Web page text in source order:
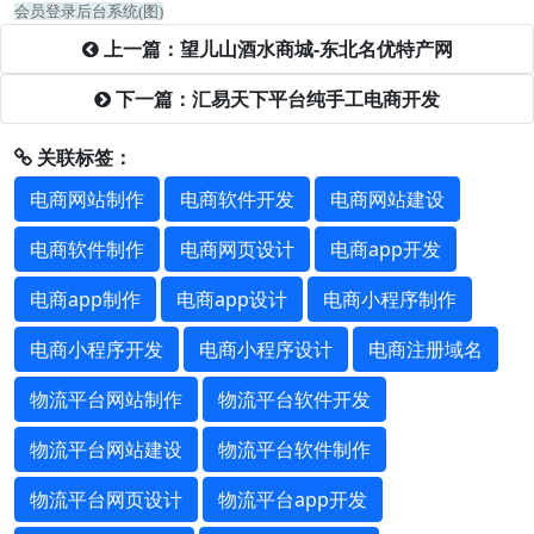
会员登录后台系统(图)
上一篇：望儿山酒水商城-东北名优特产网
下一篇：汇易天下平台纯手工电商开发
关联标签：
电商网站制作
电商软件开发
电商网站建设
电商软件制作
电商网页设计
电商app开发
电商app制作
电商app设计
电商小程序制作
电商小程序开发
电商小程序设计
电商注册域名
物流平台网站制作
物流平台软件开发
物流平台网站建设
物流平台软件制作
物流平台网页设计
物流平台app开发